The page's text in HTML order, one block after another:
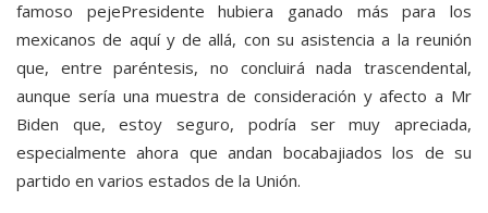
famoso pejePresidente hubiera ganado más para los
mexicanos de aquí y de allá, con su asistencia a la reunión
que, entre paréntesis, no concluirá nada trascendental,
aunque sería una muestra de consideración y afecto a Mr
Biden que, estoy seguro, podría ser muy apreciada,
especialmente ahora que andan bocabajiados los de su
partido en varios estados de la Unión.